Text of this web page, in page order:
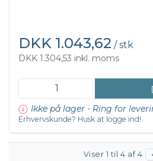
DKK 1.043,62 / stk
DKK 1.304,53 inkl. moms
Ikke på lager - Ring for
Erhvervskunde? Husk at logge ind!
Viser 1 til 4 af 4